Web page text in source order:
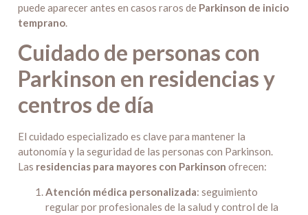
puede aparecer antes en casos raros de Parkinson de inicio
temprano.
Cuidado de personas con
Parkinson en residencias y
centros de día
El cuidado especializado es clave para mantener la
autonomía y la seguridad de las personas con Parkinson.
Las residencias para mayores con Parkinson ofrecen:
Atención médica personalizada: seguimiento
regular por profesionales de la salud y control de la